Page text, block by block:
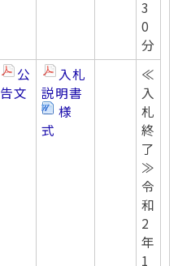
3
0
分
公
告文
入札
説明書
様
式
≪
入
札
終
了
≫
令
和
2
年
1